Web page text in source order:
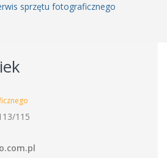
sprzętu fotograficznego
115